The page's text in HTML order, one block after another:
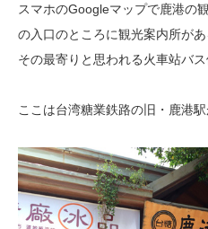
スマホのGoogleマップで鹿港の
の入口のところに観光案内所があ
その最寄りと思われる火車站バ
ここは台湾糖業鉄路の旧・鹿港